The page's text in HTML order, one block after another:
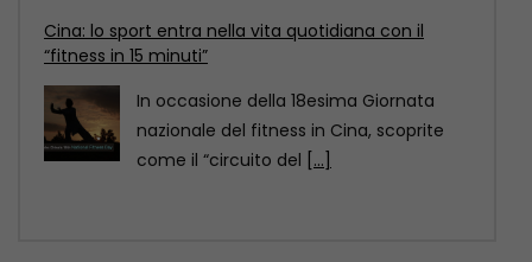
Cina: il Festival delle torce illumina le risaie
terrazzate del Sichuan
Al calare della notte, le risaie terrazzate
della contea di Yuexi, nella provincia
sud-occidentale cinese